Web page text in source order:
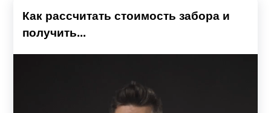
Как рассчитать стоимость забора и
получить...